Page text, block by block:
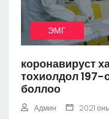
ЭМГ
коронавируст
тохиолдол 197-
боллоо
Админ: 2021